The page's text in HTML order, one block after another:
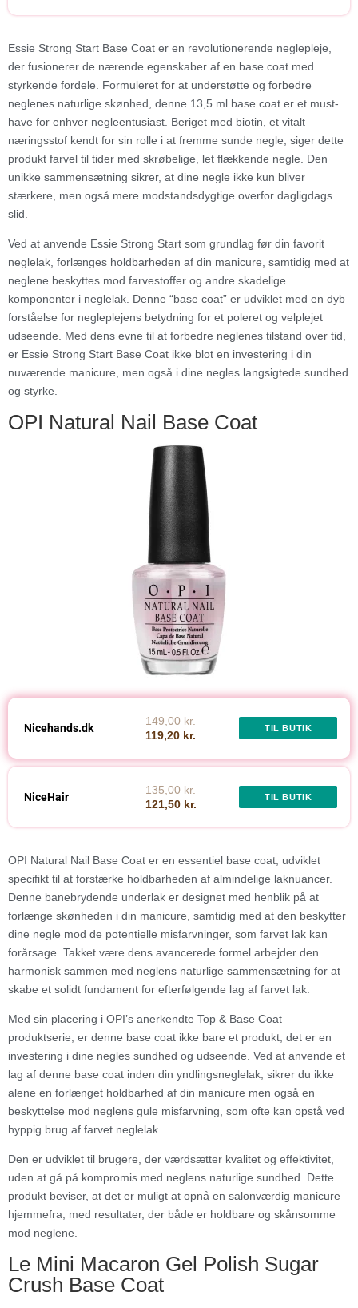
Essie Strong Start Base Coat er en revolutionerende neglepleje,
der fusionerer de nærende egenskaber af en base coat med
styrkende fordele. Formuleret for at understøtte og forbedre
neglenes naturlige skønhed, denne 13,5 ml base coat er et must-
have for enhver negleentusiast. Beriget med biotin, et vitalt
næringsstof kendt for sin rolle i at fremme sunde negle, siger dette
produkt farvel til tider med skrøbelige, let flækkende negle. Den
unikke sammensætning sikrer, at dine negle ikke kun bliver
stærkere, men også mere modstandsdygtige overfor dagligdags
slid.
Ved at anvende Essie Strong Start som grundlag før din favorit
neglelak, forlænges holdbarheden af din manicure, samtidig med at
neglene beskyttes mod farvestoffer og andre skadelige
komponenter i neglelak. Denne “base coat” er udviklet med en dyb
forståelse for negleplejens betydning for et poleret og velplejet
udseende. Med dens evne til at forbedre neglenes tilstand over tid,
er Essie Strong Start Base Coat ikke blot en investering i din
nuværende manicure, men også i dine negles langsigtede sundhed
og styrke.
OPI Natural Nail Base Coat
Nicehands.dk
149,00 kr.
119,20 kr.
TIL BUTIK
NiceHair
135,00 kr.
121,50 kr.
TIL BUTIK
OPI Natural Nail Base Coat er en essentiel base coat, udviklet
specifikt til at forstærke holdbarheden af almindelige laknuancer.
Denne banebrydende underlak er designet med henblik på at
forlænge skønheden i din manicure, samtidig med at den beskytter
dine negle mod de potentielle misfarvninger, som farvet lak kan
forårsage. Takket være dens avancerede formel arbejder den
harmonisk sammen med neglens naturlige sammensætning for at
skabe et solidt fundament for efterfølgende lag af farvet lak.
Med sin placering i OPI’s anerkendte Top & Base Coat
produktserie, er denne base coat ikke bare et produkt; det er en
investering i dine negles sundhed og udseende. Ved at anvende et
lag af denne base coat inden din yndlingsneglelak, sikrer du ikke
alene en forlænget holdbarhed af din manicure men også en
beskyttelse mod neglens gule misfarvning, som ofte kan opstå ved
hyppig brug af farvet neglelak.
Den er udviklet til brugere, der værdsætter kvalitet og effektivitet,
uden at gå på kompromis med neglens naturlige sundhed. Dette
produkt beviser, at det er muligt at opnå en salonværdig manicure
hjemmefra, med resultater, der både er holdbare og skånsomme
mod neglene.
Le Mini Macaron Gel Polish Sugar
Crush Base Coat